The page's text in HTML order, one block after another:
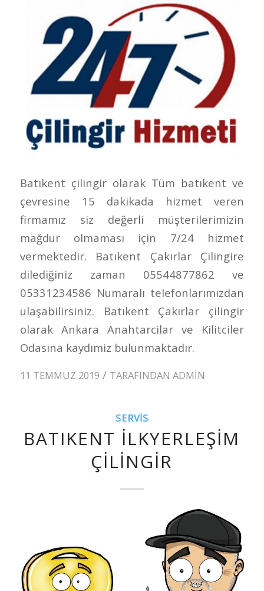
Batıkent çilingir olarak Tüm batıkent ve
çevresine 15 dakikada hizmet veren
firmamız siz değerli müşterilerimizin
mağdur olmaması için 7/24 hizmet
vermektedir. Batıkent Çakırlar Çilingire
dilediğiniz zaman 05544877862 ve
05331234586 Numaralı telefonlarımızdan
ulaşabilirsiniz. Batıkent Çakırlar çilingir
olarak Ankara Anahtarcilar ve Kilitciler
Odasına kaydımiz bulunmaktadır.
11 TEMMUZ 2019 / TARAFINDAN ADMIN
SERVIS
BATIKENT İLKYERLEŞIM
ÇILINGIR